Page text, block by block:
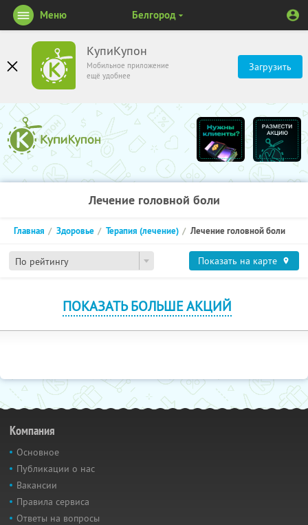
КупиКупон
Мобильное приложение
ещё удобнее
Загрузить
Меню Белгород
Лечение головной боли
По рейтингу
Главная Здоровье Терапия (лечение) Лечение головной боли
Показать на карте
ПОКАЗАТЬ БОЛЬШЕ АКЦИЙ
Компания
Основное
Публикации о нас
Вакансии
Правила сервиса
Ответы на вопросы